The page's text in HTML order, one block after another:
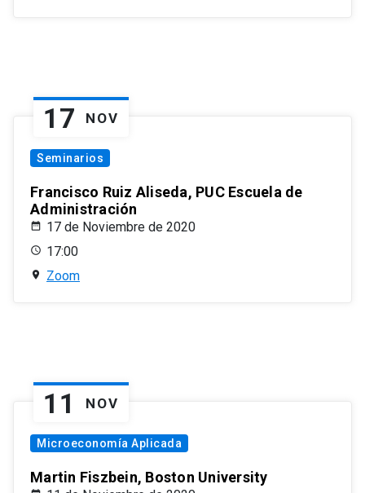
17 NOV
Seminarios
Francisco Ruiz Aliseda, PUC Escuela de
Administración
17 de Noviembre de 2020
17:00
Zoom
11 NOV
Microeconomía Aplicada
Martin Fiszbein, Boston University